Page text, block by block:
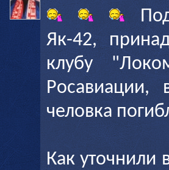
Як-42,
клубу
Росавиации,
человка
Как уточнили